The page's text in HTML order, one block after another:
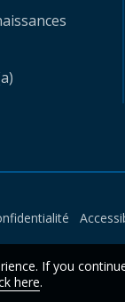
If you
here.